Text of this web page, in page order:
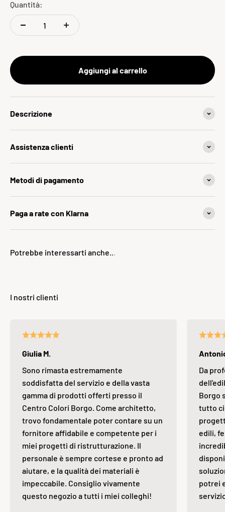
Quantità:
Aggiungi al carrello
Descrizione
Assistenza clienti
Metodi di pagamento
Paga a rate con Klarna
Giulia M.
Sono rimasta estremamente
soddisfatta del servizio e della vasta
gamma di prodotti offerti presso il
Centro Colori Borgo. Come architetto,
trovo fondamentale poter contare su un
fornitore affidabile e competente per i
miei progetti di ristrutturazione. Il
personale è sempre cortese e pronto ad
aiutare, e la qualità dei materiali è
impeccabile. Consiglio vivamente
questo negozio a tutti i miei colleghi!
Da
Borgo
tutto
edili,
potrei